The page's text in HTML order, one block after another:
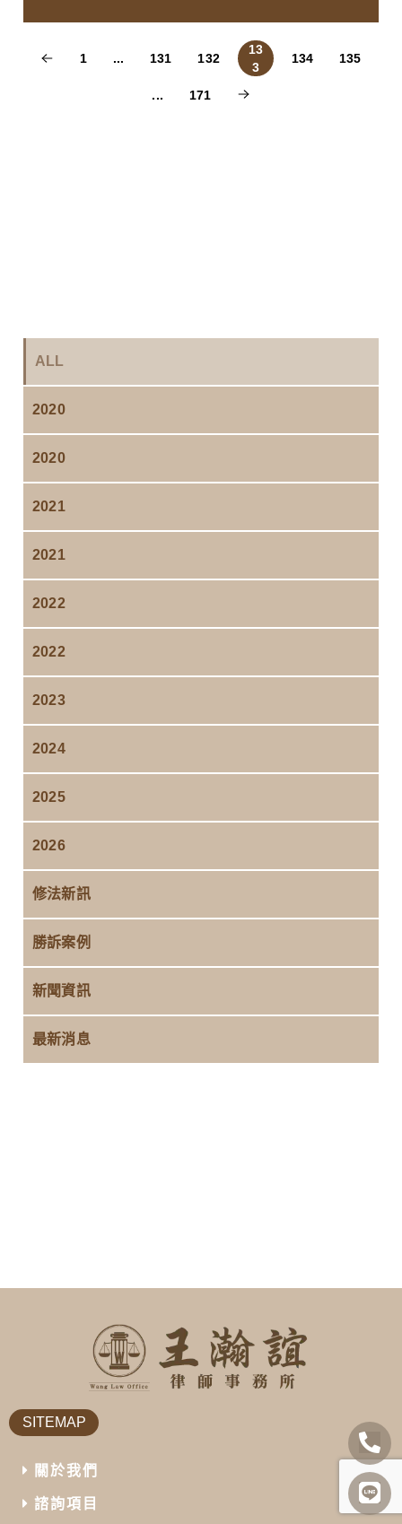
ALL
2020
2020
2021
2021
2022
2022
2023
2024
2025
2026
修法新訊
勝訴案例
新聞資訊
最新消息
1 ... 131 132
13
3
134 135
... 171
SITEMAP
關於我們
諮詢項目